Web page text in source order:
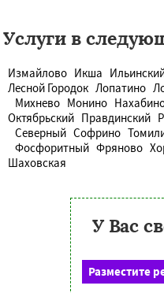
Услуги в
Измайлово Икша
Лесной Городок Лопатино
Михнево Монино
Октябрьский Правдинский
Северный Софрино
Фосфоритный Фряново
Шаховская
У Вас
Разместите